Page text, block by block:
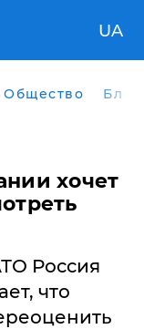
UA
Общество
хочет
Россия
что